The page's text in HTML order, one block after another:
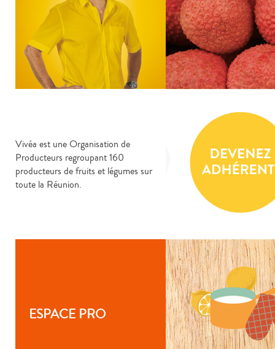
Vivéa est une Organisation de
Producteurs regroupant 160
producteurs de fruits et légumes sur
toute la Réunion.
ESPACE PRO